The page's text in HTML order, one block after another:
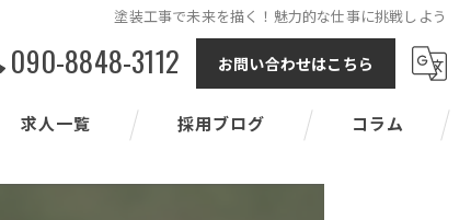
塗装工事で未来を描く！魅力的な仕事に挑戦しよう
090-8848-3112 お問い合わせはこちら
求人一覧 採用ブログ コラム